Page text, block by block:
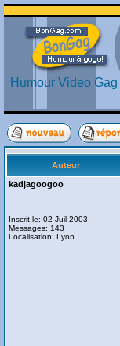
Humour Video Gag
Auteur
kadjagoogoo
Inscrit le: 02 Juil 2003
Messages: 143
Localisation: Lyon